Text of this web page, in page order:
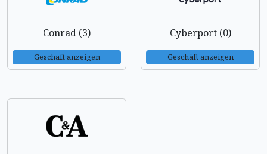
Conrad (3)
Geschäft anzeigen
Cyberport (0)
Geschäft anzeigen